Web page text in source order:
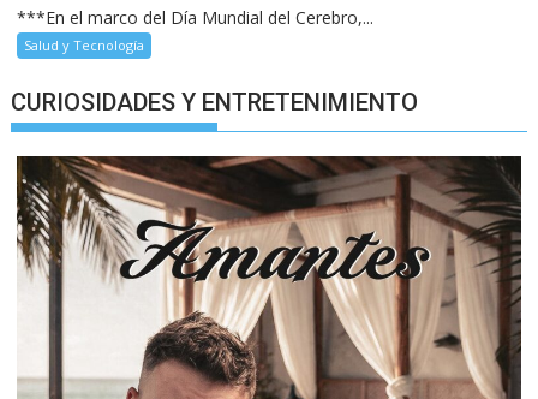
***En el marco del Día Mundial del Cerebro,...
Salud y Tecnología
CURIOSIDADES Y ENTRETENIMIENTO